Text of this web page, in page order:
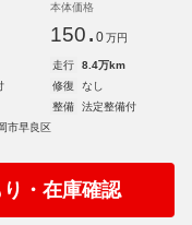
本体価格
150. 0 万円
走行
8.4万km
修復
なし
整備
法定整備付
市早良区
り・在庫確認